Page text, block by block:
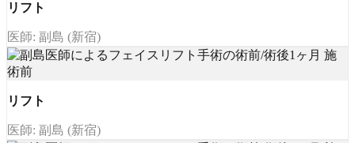
リフト
医師: 副島 (新宿)
リフト
医師: 副島 (新宿)